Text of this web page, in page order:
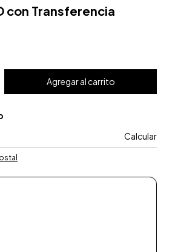
con Transferencia
Calcular